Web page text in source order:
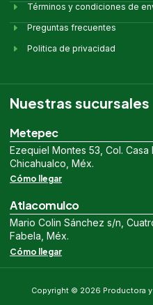
Términos y condiciones de
Preguntas frecuentes
Politica de privacidad
Nuestras sucursales
Metepec
Ezequiel Montes 53, Col.
Chicahualco, Méx.
Cómo llegar
Atlacomulco
Mario Colin Sánchez s/n,
Fabela, Méx.
Cómo llegar
Copyright © 2026 Productora y